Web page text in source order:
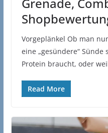
Vorgeplänkel Ob man
eine „gesündere“
Protein braucht, oder
Read More